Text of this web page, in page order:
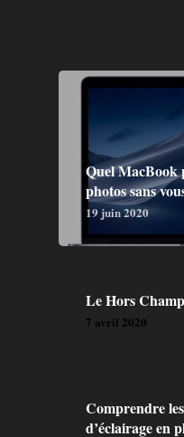
Quel MacBook
photos sans
19 juin 2020
Le Hors
7 avril 2020
Comprendre
d’éclairage en